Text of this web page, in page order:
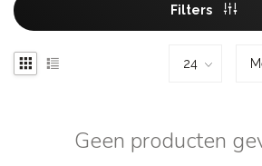
Filters
Geen producten